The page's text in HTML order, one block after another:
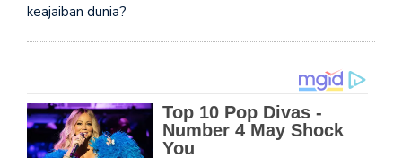
keajaiban dunia?